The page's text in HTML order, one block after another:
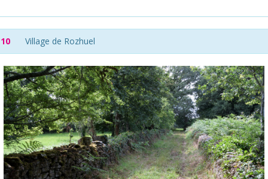
10 Village de Rozhuel